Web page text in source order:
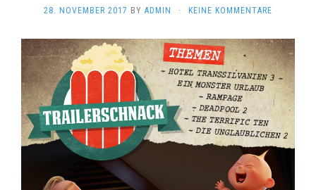
28. NOVEMBER 2017 BY ADMIN · KEINE KOMMENTARE